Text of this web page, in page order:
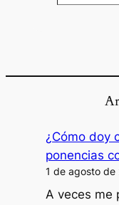
¿Cómo doy
ponencias
1 de agosto de
A veces me